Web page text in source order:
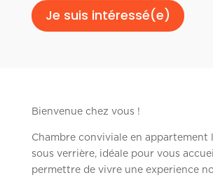
Je suis intéressé(e)
Bienvenue chez vous !
Chambre conviviale en
sous verrière, idéale pour vous
permettre de vivre une experience